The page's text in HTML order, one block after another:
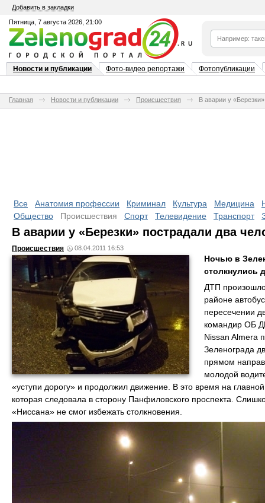
Добавить в закладки
Пятница, 7 августа 2026, 21:00
Новости и публикации Фото-видео репортажи Фотопубликации
Главная Новости и публикации Происшествия В аварии у
Все Анатомия профессии Криминал Культура Медицина
Общество
Происшествия Спорт Телевидение Транспорт
В аварии у «Березки» пострадали два
Происшествия 08.04.2011 16:53
Ночью в
столкнулись
ДТП
районе
пересечении
командир ОБ
Nissan Almera
Зеленограда
прямом
молодой
«уступи дорогу» и продолжил движение. В это время на
которая следовала в сторону Панфиловского проспекта.
«Ниссана» не смог избежать столкновения.